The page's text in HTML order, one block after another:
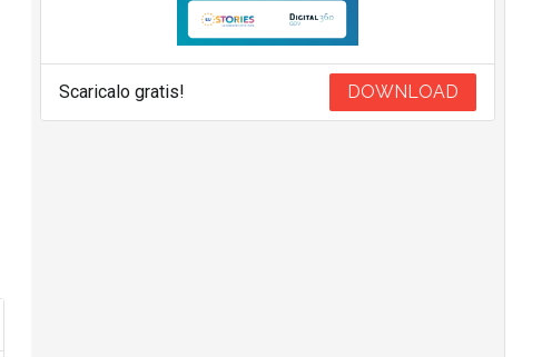
Scaricalo gratis! DOWNLOAD